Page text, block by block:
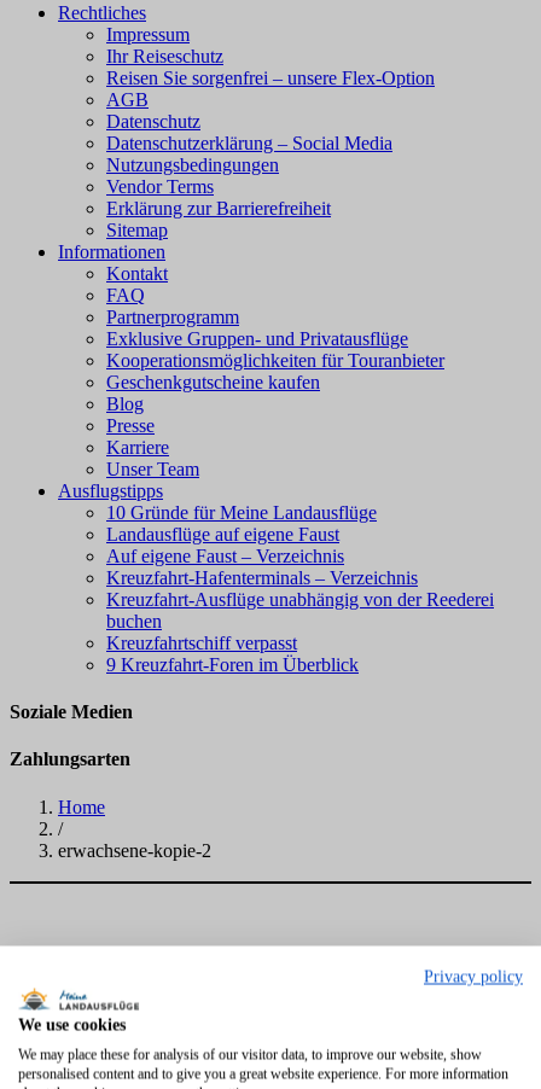
Rechtliches
Impressum
Ihr Reiseschutz
Reisen Sie sorgenfrei – unsere Flex-Option
AGB
Datenschutz
Datenschutzerklärung – Social Media
Nutzungsbedingungen
Vendor Terms
Erklärung zur Barrierefreiheit
Sitemap
Informationen
Kontakt
FAQ
Partnerprogramm
Exklusive Gruppen- und Privatausflüge
Kooperationsmöglichkeiten für Touranbieter
Geschenkgutscheine kaufen
Blog
Presse
Karriere
Unser Team
Ausflugstipps
10 Gründe für Meine Landausflüge
Landausflüge auf eigene Faust
Auf eigene Faust – Verzeichnis
Kreuzfahrt-Hafenterminals – Verzeichnis
Kreuzfahrt-Ausflüge unabhängig von der Reederei
buchen
Kreuzfahrtschiff verpasst
9 Kreuzfahrt-Foren im Überblick
Soziale Medien
Zahlungsarten
Home
/
erwachsene-kopie-2
Privacy policy
We use cookies
We may place these for analysis of our visitor data, to improve our website, show
personalised content and to give you a great website experience. For more information